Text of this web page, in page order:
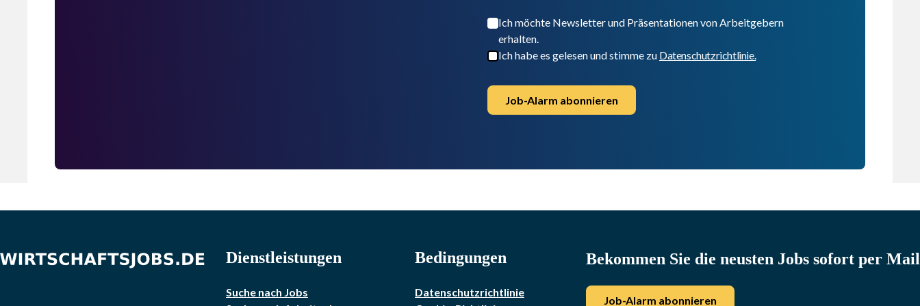
Ich möchte Newsletter und Präsentationen von Arbeitgebern
erhalten.
Ich habe es gelesen und stimme zu Datenschutzrichtlinie.
Job-Alarm abonnieren
Dienstleistungen
Suche nach Jobs
Bedingungen
Datenschutzrichtlinie
Bekommen Sie die neusten Jobs sofort per Mail
Job-Alarm abonnieren